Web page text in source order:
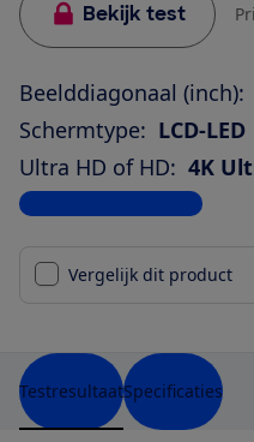
Bekijk test
Beelddiagonaal (inch):
Schermtype: LCD-LED
Ultra HD of HD: 4K
Bekijk alle specificaties
Vergelijk dit product
TestresultaatSpecificaties